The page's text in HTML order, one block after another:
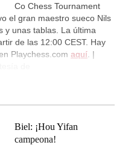
Co Chess Tournament
el gran maestro sueco Nils
y unas tablas. La última
de las 12:00 CEST. Hay
Playchess.com aquí . |
Biel: ¡Hou Yifan
campeona!